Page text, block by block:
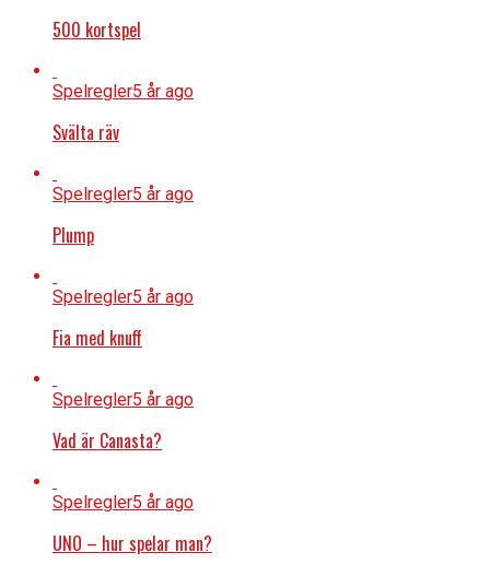
500 kortspel
Spelregler5 år ago
Svälta räv
Spelregler5 år ago
Plump
Spelregler5 år ago
Fia med knuff
Spelregler5 år ago
Vad är Canasta?
Spelregler5 år ago
UNO – hur spelar man?